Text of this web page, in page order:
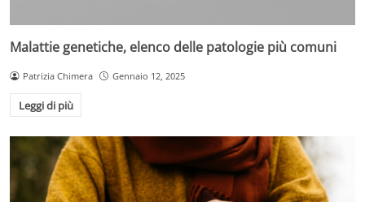
Malattie genetiche, elenco delle patologie più comuni
Patrizia Chimera Gennaio 12, 2025
Leggi di più